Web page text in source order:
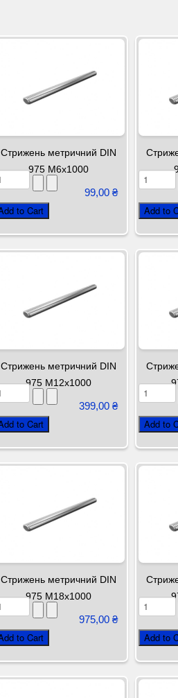
Стрижень метричний DIN
975 М6х1000
99,00 ₴
Стрижень метричний DIN
975 М12х1000
399,00 ₴
Стрижень метричний DIN
975 М18х1000
975,00 ₴